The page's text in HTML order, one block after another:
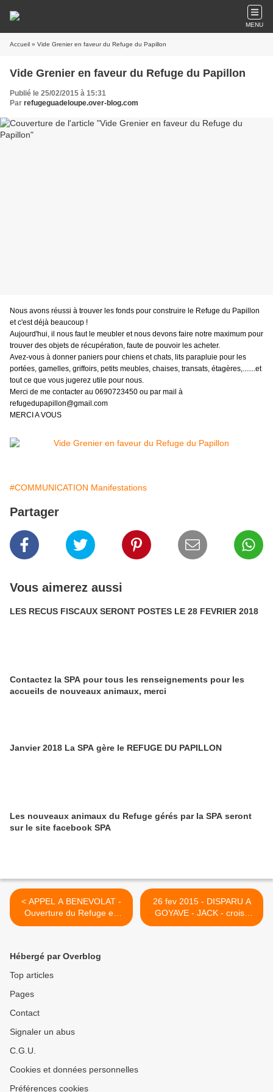
MENU
Accueil » Vide Grenier en faveur du Refuge du Papillon
Vide Grenier en faveur du Refuge du Papillon
Publié le 25/02/2015 à 15:31
Par refugeguadeloupe.over-blog.com
Nous avons réussi à trouver les fonds pour construire le Refuge du Papillon
et c'est déjà beaucoup !
Aujourd'hui, il nous faut le meubler et nous devons faire notre maximum pour
trouver des objets de récupération, faute de pouvoir les acheter.
Avez-vous à donner paniers pour chiens et chats, lits parapluie pour les
portées, gamelles, griffoirs, petits meubles, chaises, transats, étagères,.......et
tout ce que vous jugerez utile pour nous.
Merci de me contacter au 0690723450 ou par mail à
refugedupapillon@gmail.com
MERCI A VOUS
#COMMUNICATION Manifestations
Partager
Vous aimerez aussi
LES RECUS FISCAUX SERONT POSTES LE 28 FEVRIER 2018
Contactez la SPA pour tous les renseignements pour les
accueils de nouveaux animaux, merci
Janvier 2018 La SPA gère le REFUGE DU PAPILLON
Les nouveaux animaux du Refuge gérés par la SPA seront
sur le site facebook SPA
< APPEL A BENEVOLAT -
Ouverture du Refuge en
JUIN 2015
26 fev 2015 - DISPARU A
GOYAVE - JACK - croisé
basset - 20 mois - adopté et
Hébergé par Overblog
Top articles
Pages
Contact
Signaler un abus
C.G.U.
Cookies et données personnelles
Préférences cookies